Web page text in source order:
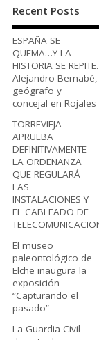
Recent Posts
ESPAÑA SE
QUEMA…Y LA
HISTORIA SE REPITE.
Alejandro Bernabé,
geógrafo y
concejal en Rojales
TORREVIEJA
APRUEBA
DEFINITIVAMENTE
LA ORDENANZA
QUE REGULARÁ
LAS
INSTALACIONES Y
EL CABLEADO DE
El museo
paleontológico de
Elche inaugura la
exposición
“Capturando el
pasado”
La Guardia Civil